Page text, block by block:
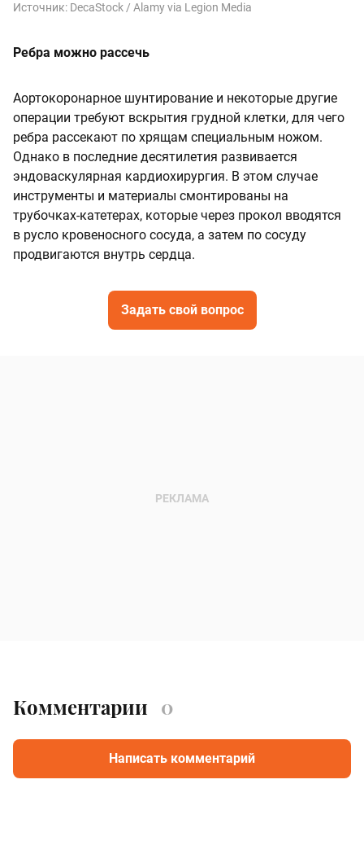
Источник: DecaStock / Alamy via Legion Media
Ребра можно рассечь
Аортокоронарное шунтирование и некоторые другие
операции требуют вскрытия грудной клетки, для чего
ребра рассекают по хрящам специальным ножом.
Однако в последние десятилетия развивается
эндоваскулярная кардиохирургия. В этом случае
инструменты и материалы смонтированы на
трубочках-катетерах, которые через прокол вводятся
в русло кровеносного сосуда, а затем по сосуду
продвигаются внутрь сердца.
Задать свой вопрос
Комментарии 0
Написать комментарий